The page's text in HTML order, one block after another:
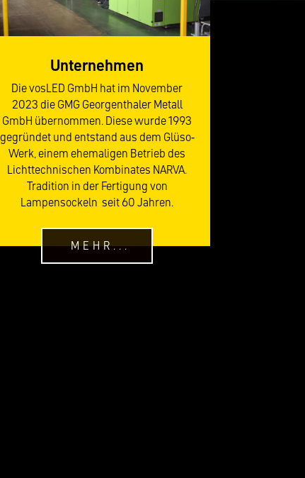
Unternehmen
Die vosLED GmbH hat im November
2023 die GMG Georgenthaler Metall
GmbH übernommen. Diese wurde 1993
gegründet und entstand aus dem Glüso-
Werk, einem ehemaligen Betrieb des
Lichttechnischen Kombinates NARVA.
Tradition in der Fertigung von
Lampensockeln seit 60 Jahren.
MEHR...